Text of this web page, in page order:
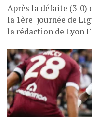
Après la défaite (3-0)
la 1ère journée de
la rédaction de Lyon